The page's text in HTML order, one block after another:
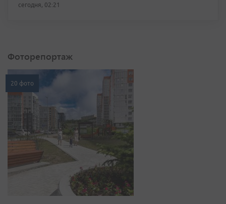
сегодня, 02:21
Фоторепортаж
20 фото